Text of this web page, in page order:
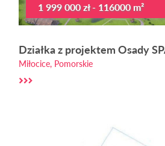
1 999 000 zł - 116000 m²
Działka z projektem Osady
Miłocice, Pomorskie